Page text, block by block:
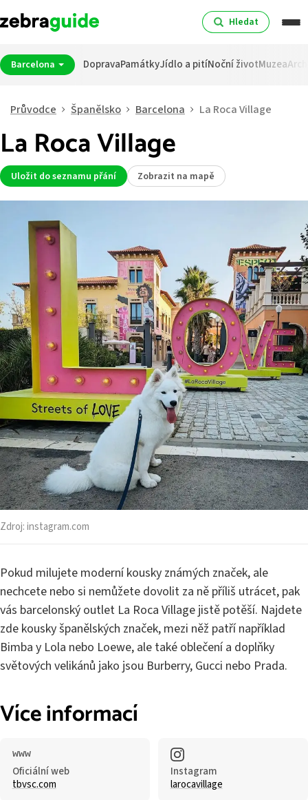
Hledat
Barcelona DopravaPamátkyJídlo a pitíNoční životMuzea
Průvodce Španělsko Barcelona La Roca Village
La Roca Village
Uložit do seznamu přání Zobrazit na mapě
Zdroj:instagram.com
Pokud milujete moderní kousky známých značek, ale
nechcete nebo si nemůžete dovolit za ně příliš utrácet, pak
vás barcelonský outlet La Roca Village jistě potěší. Najdete
zde kousky španělských značek, mezi něž patří například
Bimba y Lola nebo Loewe, ale také oblečení a doplňky
světových velikánů jako jsou Burberry, Gucci nebo Prada.
Více informací
Oficiální web
tbvsc.com
Instagram
larocavillage